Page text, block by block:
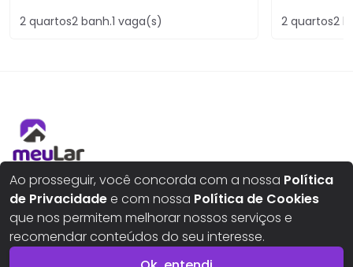
Ao prosseguir, você concorda com a nossa Política
de Privacidadee com nossa Política de Cookies
que nos permitem melhorar nossos serviços e
recomendar conteúdos do seu interesse.
2 quartos2 banh.1 vaga(s) 2 quartos2
Aqui seus sonhos ganham um novo lar